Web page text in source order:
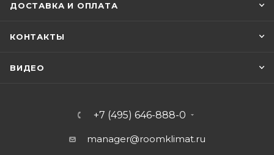
ДОСТАВКА И ОПЛАТА
КОНТАКТЫ
ВИДЕО
+7 (495) 646-888-0
manager@roomklimat.ru